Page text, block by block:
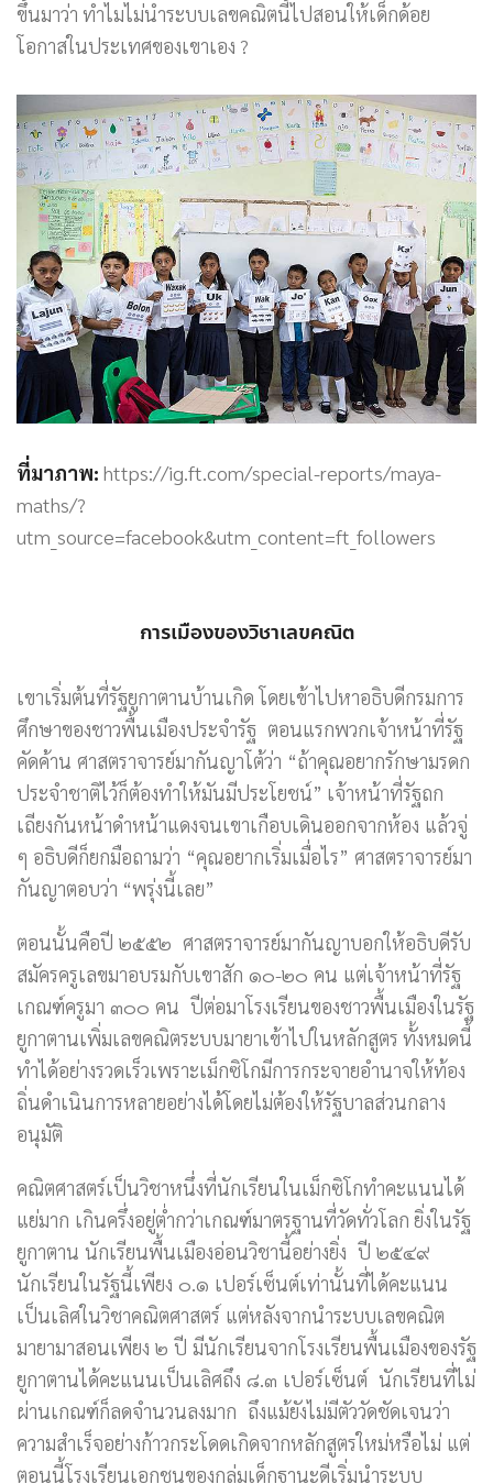
ขึ้นมาว่า ทำไมไม่นำระบบเลขคณิตนี้ไปสอนให้เด็กด้อย
โอกาสในประเทศของเขาเอง ?
ที่มาภาพ: https://ig.ft.com/special-reports/maya-
maths/?
utm_source=facebook&utm_content=ft_followers
การเมืองของวิชาเลขคณิต
เขาเริ่มต้นที่รัฐยูกาตานบ้านเกิด โดยเข้าไปหาอธิบดีกรมการ
ศึกษาของชาวพื้นเมืองประจำรัฐ ตอนแรกพวกเจ้าหน้าที่รัฐ
คัดค้าน ศาสตราจารย์มากันญาโต้ว่า “ถ้าคุณอยากรักษามรดก
ประจำชาติไว้ก็ต้องทำให้มันมีประโยชน์” เจ้าหน้าที่รัฐถก
เถียงกันหน้าดำหน้าแดงจนเขาเกือบเดินออกจากห้อง แล้วจู่
ๆ อธิบดีก็ยกมือถามว่า “คุณอยากเริ่มเมื่อไร” ศาสตราจารย์มา
กันญาตอบว่า “พรุ่งนี้เลย”
ตอนนั้นคือปี ๒๕๕๒ ศาสตราจารย์มากันญาบอกให้อธิบดีรับ
สมัครครูเลขมาอบรมกับเขาสัก ๑๐-๒๐ คน แต่เจ้าหน้าที่รัฐ
เกณฑ์ครูมา ๓๐๐ คน ปีต่อมาโรงเรียนของชาวพื้นเมืองในรัฐ
ยูกาตานเพิ่มเลขคณิตระบบมายาเข้าไปในหลักสูตร ทั้งหมดนี้
ทำได้อย่างรวดเร็วเพราะเม็กซิโกมีการกระจายอำนาจให้ท้อง
ถิ่นดำเนินการหลายอย่างได้โดยไม่ต้องให้รัฐบาลส่วนกลาง
อนุมัติ
คณิตศาสตร์เป็นวิชาหนึ่งที่นักเรียนในเม็กซิโกทำคะแนนได้
แย่มาก เกินครึ่งอยู่ต่ำกว่าเกณฑ์มาตรฐานที่วัดทั่วโลก ยิ่งในรัฐ
ยูกาตาน นักเรียนพื้นเมืองอ่อนวิชานี้อย่างยิ่ง ปี ๒๕๔๙
นักเรียนในรัฐนี้เพียง ๐.๑ เปอร์เซ็นต์เท่านั้นที่ได้คะแนน
เป็นเลิศในวิชาคณิตศาสตร์ แต่หลังจากนำระบบเลขคณิต
มายามาสอนเพียง ๒ ปี มีนักเรียนจากโรงเรียนพื้นเมืองของรัฐ
ยูกาตานได้คะแนนเป็นเลิศถึง ๘.๓ เปอร์เซ็นต์ นักเรียนที่ไม่
ผ่านเกณฑ์ก็ลดจำนวนลงมาก ถึงแม้ยังไม่มีตัววัดชัดเจนว่า
ความสำเร็จอย่างก้าวกระโดดเกิดจากหลักสูตรใหม่หรือไม่ แต่
ตอนนี้โรงเรียนเอกชนของกลุ่มเด็กฐานะดีเริ่มนำระบบ